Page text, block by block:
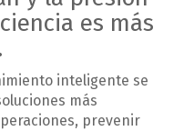
es más
inteligente se
más
prevenir